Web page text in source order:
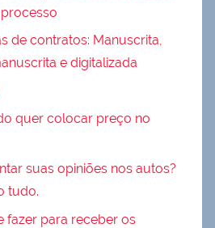
de contratos: Manuscrita,
e digitalizada
quer colocar preço no
suas opiniões nos autos?
tudo.
fazer para receber os